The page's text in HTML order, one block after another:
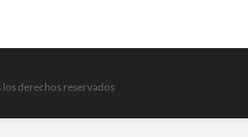
derechos reservados